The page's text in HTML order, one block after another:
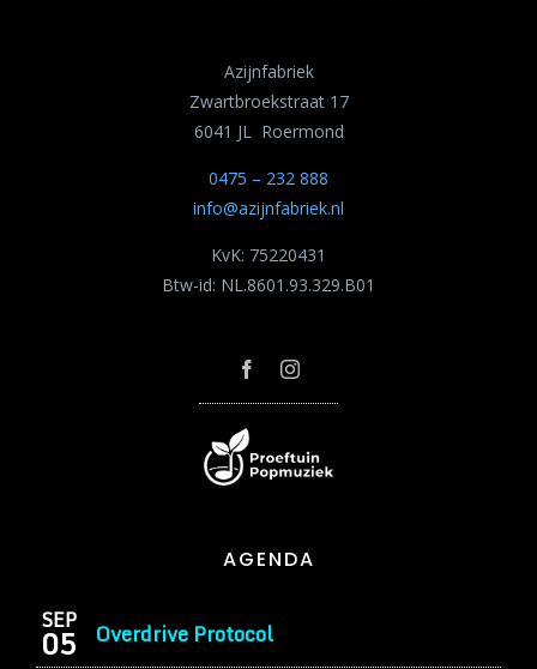
AGENDA
SEP
05 Overdrive Protocol
Azijnfabriek
Zwartbroekstraat 17
6041 JL Roermond
0475 – 232 888
info@azijnfabriek.nl
KvK: 75220431
Btw-id: NL.8601.93.329.B01